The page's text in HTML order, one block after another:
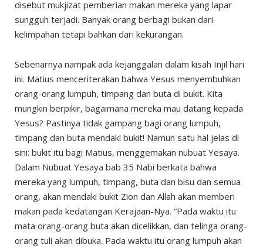
disebut mukjizat pemberian makan mereka yang lapar
sungguh terjadi. Banyak orang berbagi bukan dari
kelimpahan tetapi bahkan dari kekurangan.
Sebenarnya nampak ada kejanggalan dalam kisah Injil hari
ini. Matius menceriterakan bahwa Yesus menyembuhkan
orang-orang lumpuh, timpang dan buta di bukit. Kita
mungkin berpikir, bagaimana mereka mau datang kepada
Yesus? Pastinya tidak gampang bagi orang lumpuh,
timpang dan buta mendaki bukit! Namun satu hal jelas di
sini: bukit itu bagi Matius, menggemakan nubuat Yesaya.
Dalam Nubuat Yesaya bab 35 Nabi berkata bahwa
mereka yang lumpuh, timpang, buta dan bisu dan semua
orang, akan mendaki bukit Zion dan Allah akan memberi
makan pada kedatangan Kerajaan-Nya. “Pada waktu itu
mata orang-orang buta akan dicelikkan, dan telinga orang-
orang tuli akan dibuka. Pada waktu itu orang lumpuh akan